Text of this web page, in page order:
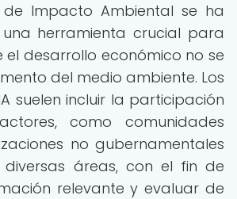
de Impacto Ambiental se ha
herramienta crucial para
desarrollo económico no se
del medio ambiente. Los
suelen incluir la participación
como comunidades
no gubernamentales
áreas, con el fin de
relevante y evaluar de